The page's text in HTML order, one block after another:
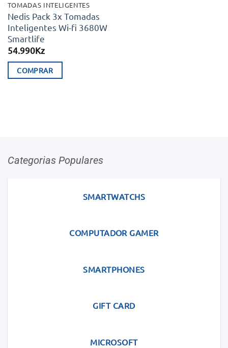
TOMADAS INTELIGENTES
Nedis Pack 3x Tomadas
Inteligentes Wi-fi 3680W
Smartlife
54.990Kz
COMPRAR
Categorias Populares
SMARTWATCHS
COMPUTADOR GAMER
SMARTPHONES
GIFT CARD
MICROSOFT